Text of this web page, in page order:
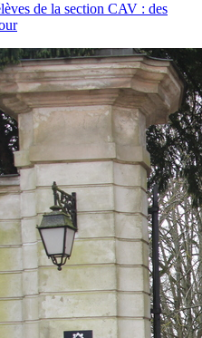
de la section CAV : des